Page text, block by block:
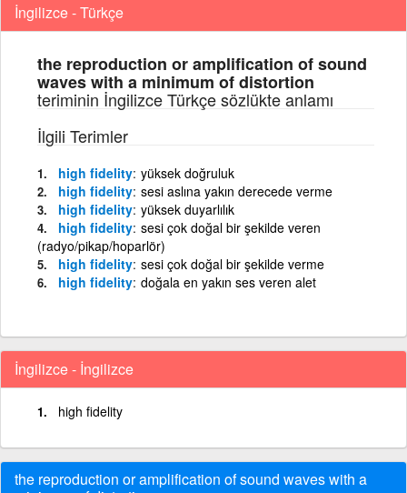
İngilizce - Türkçe
the reproduction or amplification of sound
waves with a minimum of distortion
teriminin İngilizce Türkçe sözlükte anlamı
İlgili Terimler
high fidelity yüksek doğruluk
high fidelity sesi aslına yakın derecede verme
high fidelity yüksek duyarlılık
high fidelity sesi çok doğal bir şekilde veren
(radyo/pikap/hoparlör)
high fidelity sesi çok doğal bir şekilde verme
high fidelity doğala en yakın ses veren alet
İngilizce - İngilizce
high fidelity
the reproduction or amplification of sound waves with a